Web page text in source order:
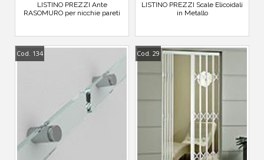
LISTINO PREZZI Ante
RASOMURO per nicchie pareti
LISTINO PREZZI Scale Elicoidali
in Metallo
Cod. 134 Cod. 29